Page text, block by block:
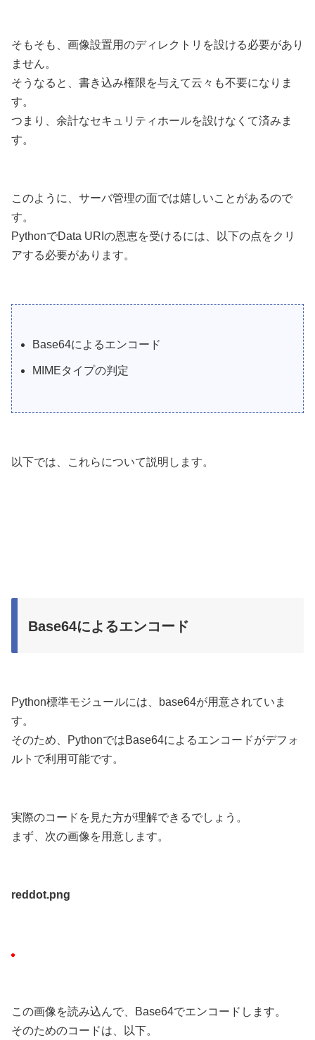
そもそも、画像設置用のディレクトリを設ける必要があり
ません。
そうなると、書き込み権限を与えて云々も不要になりま
す。
つまり、余計なセキュリティホールを設けなくて済みま
す。
このように、サーバ管理の面では嬉しいことがあるので
す。
PythonでData URIの恩恵を受けるには、以下の点をクリ
アする必要があります。
Base64によるエンコード
MIMEタイプの判定
以下では、これらについて説明します。
Base64によるエンコード
Python標準モジュールには、base64が用意されていま
す。
そのため、PythonではBase64によるエンコードがデフォ
ルトで利用可能です。
実際のコードを見た方が理解できるでしょう。
まず、次の画像を用意します。
reddot.png
この画像を読み込んで、Base64でエンコードします。
そのためのコードは、以下。